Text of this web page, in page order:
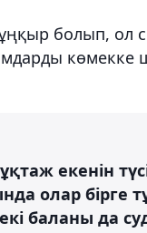
болып, ол
көмекке
екенін
олар бірге
баланы да